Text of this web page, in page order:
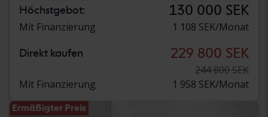
Höchstgebot: 130 000 SEK
Mit Finanzierung 1 108 SEK/Monat
Direkt kaufen 229 800 SEK
244 800 SEK
Mit Finanzierung
1 958 SEK/Monat
Ermäßigter Preis